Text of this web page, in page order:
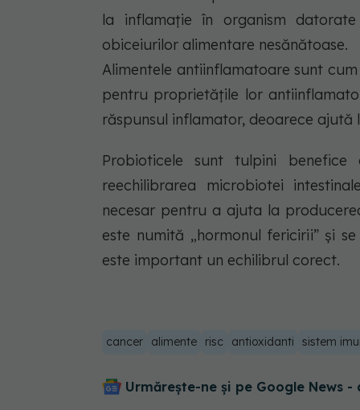
la inflamație în organism
obiceiurilor alimentare nesănătoase.
Alimentele antiinflamatoare sunt
pentru proprietățile lor
răspunsul inflamator, deoarece
Probioticele sunt tulpini
reechilibrarea microbiotei
necesar pentru a ajuta la
este numită „hormonul fericirii” și
este important un echilibrul corect.
cancer alimente risc antioxidanti sistem
Urmărește-ne și pe Google News -